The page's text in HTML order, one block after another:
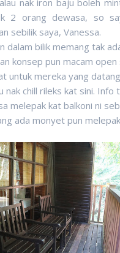
nak iron baju boleh
2 orang dewasa, so
sebilik saya, Vanessa.
dalam bilik memang tak
konsep pun macam open
untuk mereka yang
nak chill rileks kat sini. Info
melepak kat balkoni ni
ada monyet pun